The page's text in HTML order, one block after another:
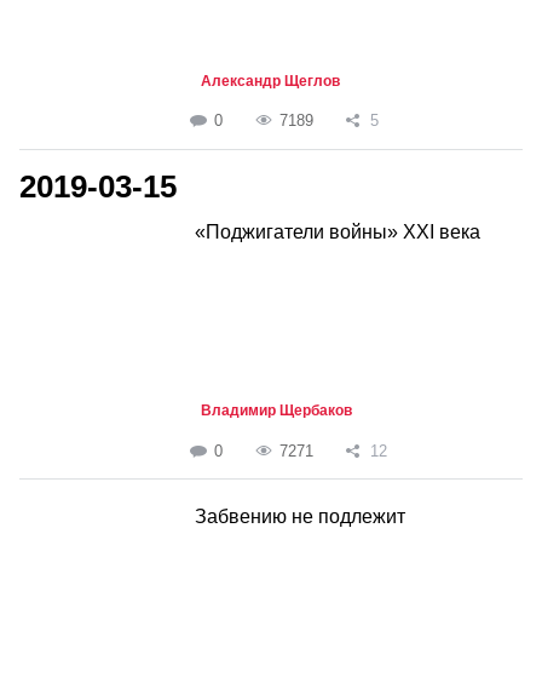
Александр Щеглов
0 7189 5
2019-03-15
«Поджигатели войны» XXI века
Владимир Щербаков
0 7271 12
Забвению не подлежит